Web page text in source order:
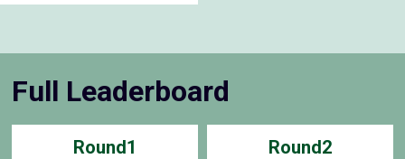
Full Leaderboard
Round1 Round2